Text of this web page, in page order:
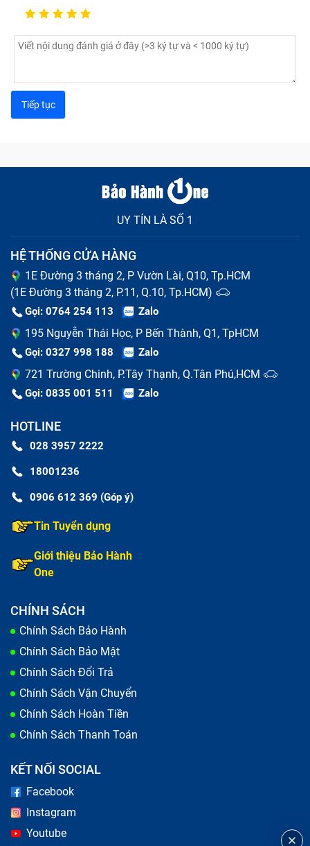
UY TÍN LÀ SỐ 1
HỆ THỐNG CỬA HÀNG
1E Đường 3 tháng 2, P Vườn Lài, Q10, Tp.HCM
(1E Đường 3 tháng 2, P.11, Q.10, Tp.HCM)
Gọi: 0764 254 113 Zalo
195 Nguyễn Thái Học, P Bến Thành, Q1, TpHCM
Gọi: 0327 998 188 Zalo
721 Trường Chinh, P.Tây Thạnh, Q.Tân Phú,HCM
Gọi: 0835 001 511 Zalo
HOTLINE
028 3957 2222
18001236
0906 612 369 (Góp ý)
Tin Tuyển dụng
Giới thiệu Bảo Hành
One
CHÍNH SÁCH
Chính Sách Bảo Hành
Chính Sách Bảo Mật
Chính Sách Đổi Trả
Chính Sách Vận Chuyển
Chính Sách Hoàn Tiền
Chính Sách Thanh Toán
KẾT NỐI SOCIAL
Facebook
Instagram
Youtube